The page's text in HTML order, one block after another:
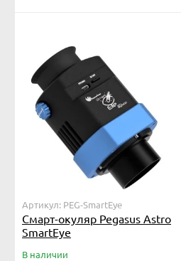
Артикул: PEG-SmartEye
Смарт-окуляр Pegasus Astro
SmartEye
В наличии